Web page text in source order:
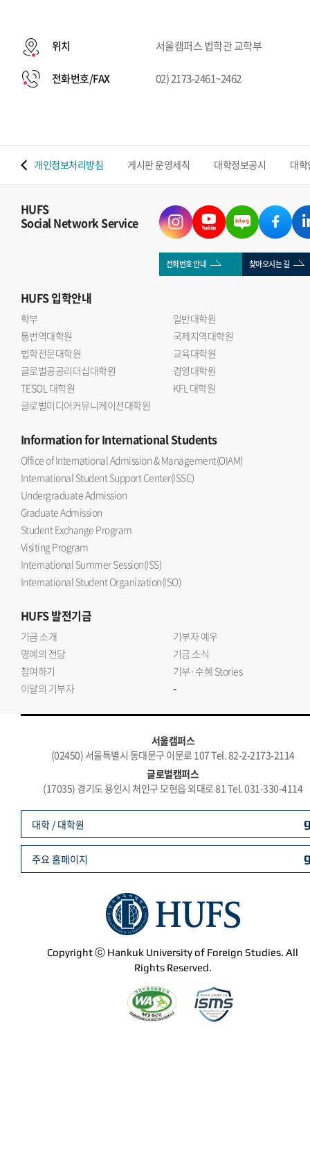
위치 서울캠퍼스 법학관 교학부
전화번호/FAX 02) 2173-2461~2462
개인정보처리방침 게시판 운영세칙 대학정보공시 대
HUFS
Social Network Service
전화번호 안내 찾아오시는 길
HUFS입학안내
학부
일반대학원
통번역대학원
국제지역대학원
법학전문대학원
교육대학원
글로벌공공리더십대학원
경영대학원
TESOL 대학원
KFL 대학원
글로벌미디어커뮤니케이션대학원
Informationfor International Students
Office of International Admission & Management(OIAM)
International Student Support Center(ISSC)
Undergraduate Admission
Graduate Admission
Student Exchange Program
Visiting Program
International Summer Session(ISS)
International Student Organization(ISO)
HUFS발전기금
기금 소개
기부자 예우
명예의 전당
기금 소식
참여하기
기부·수혜 Stories
이달의 기부자
-
서울캠퍼스
(02450) 서울특별시 동대문구 이문로 107 Tel. 82-2-2173-2114
글로벌캠퍼스
(17035) 경기도 용인시 처인구 모현읍 외대로 81 Tel. 031-330-4114
Copyright ⓒ Hankuk University of Foreign Studies. All
Rights Reserved.
대학 / 대학원
주요 홈페이지